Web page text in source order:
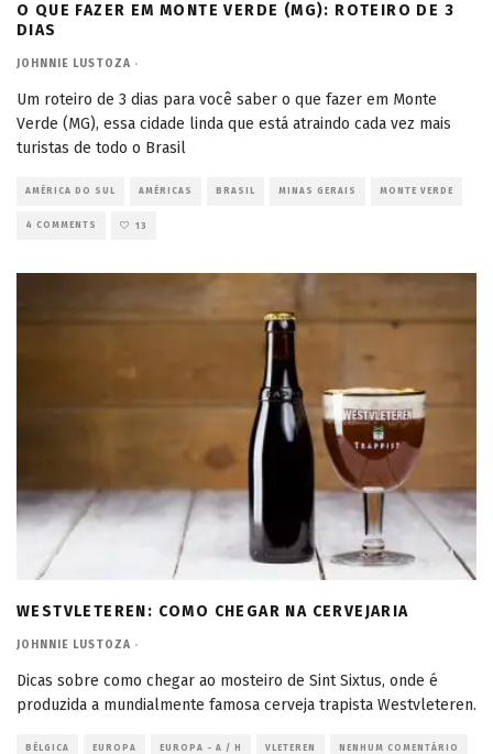
O QUE FAZER EM MONTE VERDE (MG): ROTEIRO DE 3
DIAS
JOHNNIE LUSTOZA ·
Um roteiro de 3 dias para você saber o que fazer em Monte
Verde (MG), essa cidade linda que está atraindo cada vez mais
turistas de todo o Brasil
AMÉRICA DO SUL AMÉRICAS BRASIL MINAS GERAIS MONTE VERDE
4 COMMENTS 13
WESTVLETEREN: COMO CHEGAR NA CERVEJARIA
JOHNNIE LUSTOZA ·
Dicas sobre como chegar ao mosteiro de Sint Sixtus, onde é
produzida a mundialmente famosa cerveja trapista Westvleteren.
BÉLGICA EUROPA EUROPA - A / H VLETEREN NENHUM COMENTÁRIO